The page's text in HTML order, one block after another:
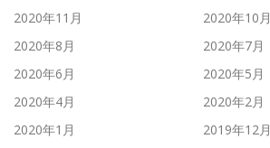
2020年11月
2020年10月
2020年8月
2020年7月
2020年6月
2020年5月
2020年4月
2020年2月
2020年1月
2019年12月